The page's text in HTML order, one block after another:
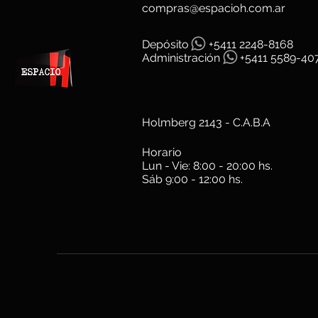
compras@espacioh.com.ar
Depósito
+5411 2248-8168
Administración
+5411 5589-
Holmberg 2143 - C.A.B.A
Horario
Lun - Vie: 8:00 - 20:00 hs.
Sáb 9:00 - 12:00 hs.